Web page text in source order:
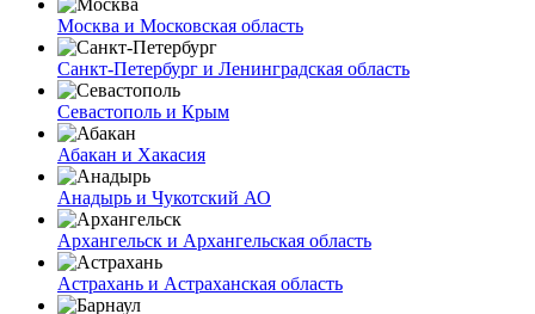
Москва и Московская область
Санкт-Петербург и Ленинградская область
Севастополь и Крым
Абакан и Хакасия
Анадырь и Чукотский АО
Архангельск и Архангельская область
Астрахань и Астраханская область